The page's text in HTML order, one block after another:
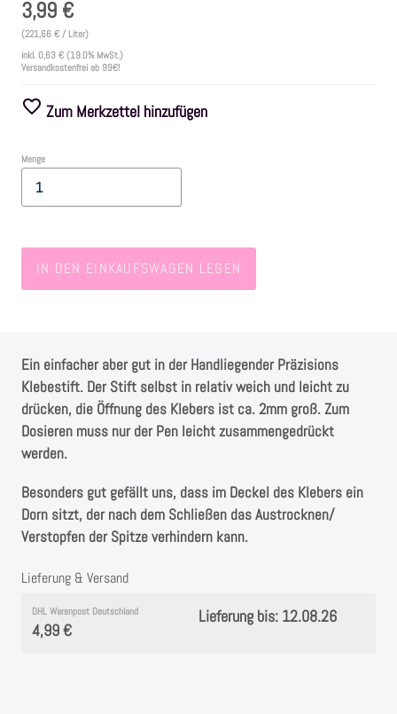
Siegelwachs /Papierschöpfen
Farben
Zubehör
Frühling/Ostern
Maritim/Sommer
Herbst
SALE
Instagram
Kranzliebe
3,99 €
(221,66 € / Liter)
inkl. 0,63 € (19.0% MwSt.)
Versandkostenfrei ab 99€!
Zum Merkzettel hinzufügen
Menge
IN DEN EINKAUFSWAGEN LEGEN
Ein einfacher aber gut in der Handliegender Präzisions
Klebestift. Der Stift selbst in relativ weich und leicht zu
drücken, die Öffnung des Klebers ist ca. 2mm groß. Zum
Dosieren muss nur der Pen leicht zusammengedrückt
werden.
Besonders gut gefällt uns, dass im Deckel des Klebers ein
Dorn sitzt, der nach dem Schließen das Austrocknen/
Verstopfen der Spitze verhindern kann.
Lieferung & Versand
DHL Warenpost Deutschland
4,99 €
Lieferung bis: 12.08.26